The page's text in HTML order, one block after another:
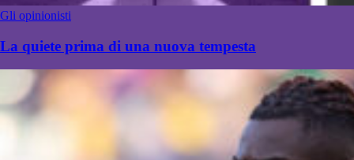
Gli opinionisti
La quiete prima di una nuova tempesta